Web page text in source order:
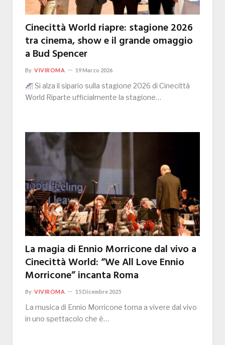
Cinecittà World riapre: stagione 2026
tra cinema, show e il grande omaggio
a Bud Spencer
By VIVIROMA 19 Marzo 2026
Si alza il sipario sulla stagione 2026 di Cinecittà
World Riparte ufficialmente la stagione…
La magia di Ennio Morricone dal vivo a
Cinecittà World: “We All Love Ennio
Morricone” incanta Roma
By VIVIROMA 15 Dicembre 2025
La musica di Ennio Morricone torna a vivere dal vivo
in uno spettacolo che è…